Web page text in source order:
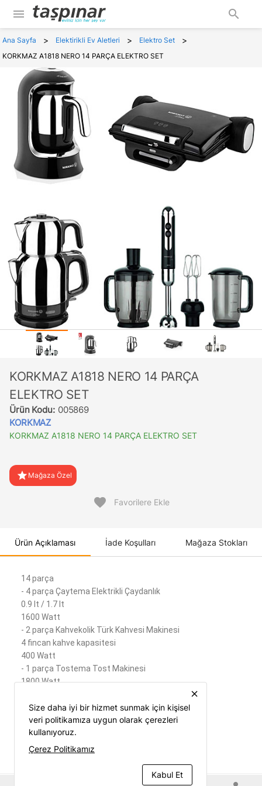
menu search
Ana Sayfa > Elektirikli Ev Aletleri > Elektro Set >
KORKMAZ A1818 NERO 14 PARÇA ELEKTRO SET
KORKMAZ A1818 NERO 14 PARÇA
ELEKTRO SET
Ürün Kodu: 005869
KORKMAZ
KORKMAZ A1818 NERO 14 PARÇA ELEKTRO SET
star Mağaza Özel
favorite Favorilere Ekle
Ürün Açıklaması İade Koşulları Mağaza Stokları
14 parça
- 4 parça Çaytema Elektrikli Çaydanlık
0.9 lt / 1.7 lt
1600 Watt
- 2 parça Kahvekolik Türk Kahvesi Makinesi
4 fincan kahve kapasitesi
400 Watt
- 1 parça Tostema Tost Makinesi
1800 Watt
1500 ml kapasiteli doğrama haznesi
1000 ml kapasiteli çırpıcı haznesi
850 Watt
4 bıçaklı
close
Size daha iyi bir hizmet sunmak için kişisel
veri politikamıza uygun olarak çerezleri
kullanıyoruz.
Çerez Politikamız
Kabul Et